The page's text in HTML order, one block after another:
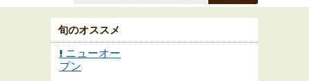
旬のオススメ
ニューオー
プン